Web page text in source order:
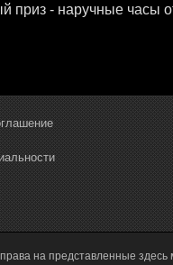
приз - наручные часы
на представленные здесь